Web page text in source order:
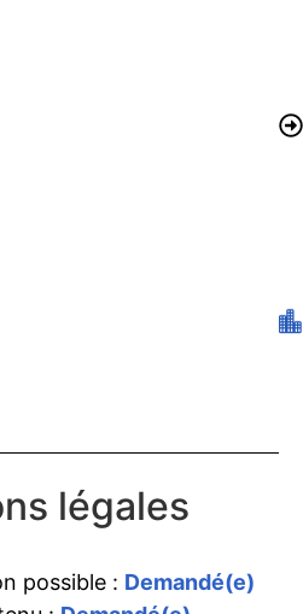
légales
possible : Demandé(e)